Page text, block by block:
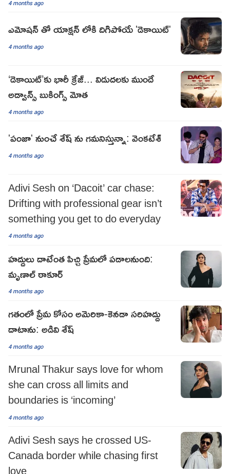
4 months ago
ఎమోషన్ తో యాక్షన్ లోకి దిగిపోయే 'డెకాయిట్'
4 months ago
‘డెకాయిట్’కు భారీ క్రేజ్... విడుదలకు ముందే
అడ్వాన్స్ బుకింగ్స్‌ మోత
4 months ago
'పంజా' నుంచే శేష్ ను గమనిస్తున్నా: వెంకటేశ్
4 months ago
Adivi Sesh on ‘Dacoit’ car chase:
Drifting with professional gear isn’t
something you get to do everyday
4 months ago
హద్దులు దాటేంత పిచ్చి ప్రేమలో పడాలనుంది:
మృణాల్ ఠాకూర్
4 months ago
గతంలో ప్రేమ కోసం అమెరికా-కెనడా సరిహద్దు
దాటాను: అడివి శేష్
4 months ago
Mrunal Thakur says love for whom
she can cross all limits and
boundaries is ‘incoming’
4 months ago
Adivi Sesh says he crossed US-
Canada border while chasing first